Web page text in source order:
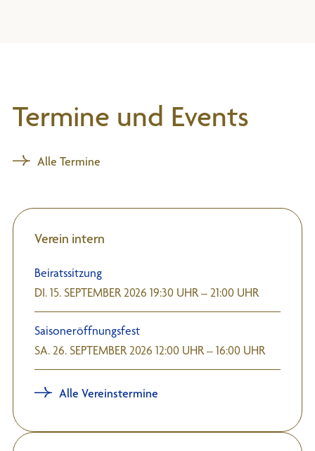
Termine und Events
Alle Termine
Verein intern
Beiratssitzung
DI. 15. SEPTEMBER 2026 19:30 UHR – 21:00 UHR
Saisoneröffnungsfest
SA. 26. SEPTEMBER 2026 12:00 UHR – 16:00 UHR
Alle Vereinstermine